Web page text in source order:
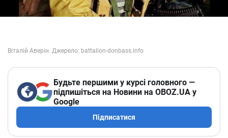
Будьте першими у курсі головного —
підпишіться на Новини на OBOZ.UA у
Google
Підписатися